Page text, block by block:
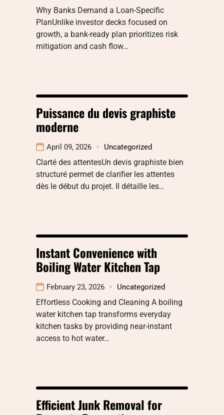
Why Banks Demand a Loan-Specific
PlanUnlike investor decks focused on
growth, a bank-ready plan prioritizes risk
mitigation and cash flow…
Puissance du devis graphiste
moderne
April 09, 2026 Uncategorized
Clarté des attentesUn devis graphiste bien
structuré permet de clarifier les attentes
dès le début du projet. Il détaille les…
Instant Convenience with
Boiling Water Kitchen Tap
February 23, 2026 Uncategorized
Effortless Cooking and Cleaning A boiling
water kitchen tap transforms everyday
kitchen tasks by providing near-instant
access to hot water…
Efficient Junk Removal for